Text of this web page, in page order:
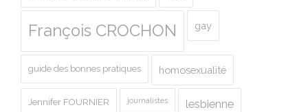
François CROCHON gay
guide des bonnes pratiques homosexualité
Jennifer FOURNIER journalistes lesbienne